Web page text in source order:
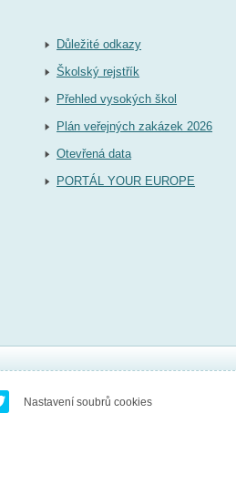
Důležité odkazy
Školský rejstřík
Přehled vysokých škol
Plán veřejných zakázek 2026
Otevřená data
PORTÁL YOUR EUROPE
Nastavení soubrů cookies